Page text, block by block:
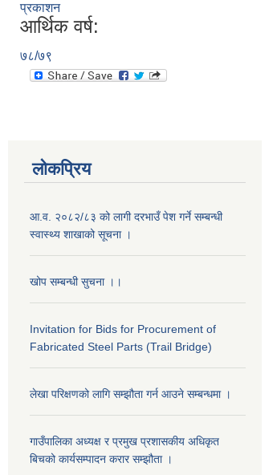
प्रकाशन
आर्थिक वर्ष:
७८/७९
लोकप्रिय
आ.व. २०८२/८३ को लागी दरभाउँ पेश गर्ने सम्बन्धी
स्वास्थ्य शाखाको सूचना ।
खोप सम्बन्धी सुचना ।।
Invitation for Bids for Procurement of
Fabricated Steel Parts (Trail Bridge)
लेखा परिक्षणको लागि सम्झौता गर्न आउने सम्बन्धमा ।
गाउँपालिका अध्यक्ष र प्रमुख प्रशासकीय अधिकृत
बिचको कार्यसम्पादन करार सम्झौता ।